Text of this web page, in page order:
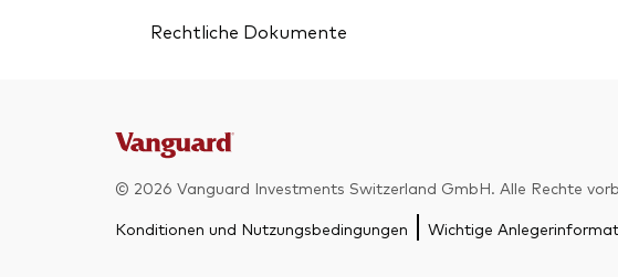
Rechtliche Dokumente
© 2026 Vanguard Investments Switzerland GmbH. Alle Rechte
Konditionen und Nutzungsbedingungen Wichtige